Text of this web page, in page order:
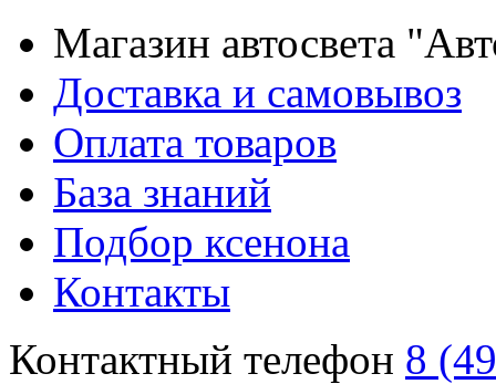
Магазин автосвета
Доставка и самовывоз
Оплата товаров
База знаний
Подбор ксенона
Контакты
Контактный телефон 8